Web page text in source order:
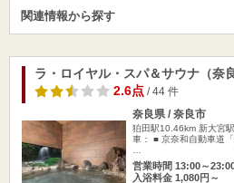
関連情報から探す
ラ・ロイヤル・スパ＆サウナ（奈
2.6点/ 44 件
奈良県 / 奈良市
狛田駅10.46km 新大宮
車： ■ 京奈和自動車道
営業時間 13:00～
入浴料金 1,080円～